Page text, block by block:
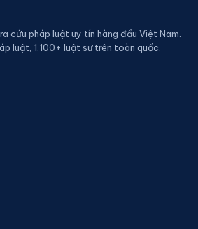
cứu pháp luật uy tín hàng đầu Việt Nam.
luật, 1.100+ luật sư trên toàn quốc.